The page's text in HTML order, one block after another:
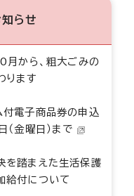
らせ
月から、粗大ごみの
ります
付電子商品券の申込
金曜日）まで
を踏まえた生活保護
給付について